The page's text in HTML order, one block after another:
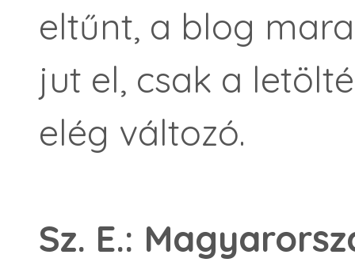
eltűnt, a blog
jut el, csak a
elég változó.
Sz. E.: